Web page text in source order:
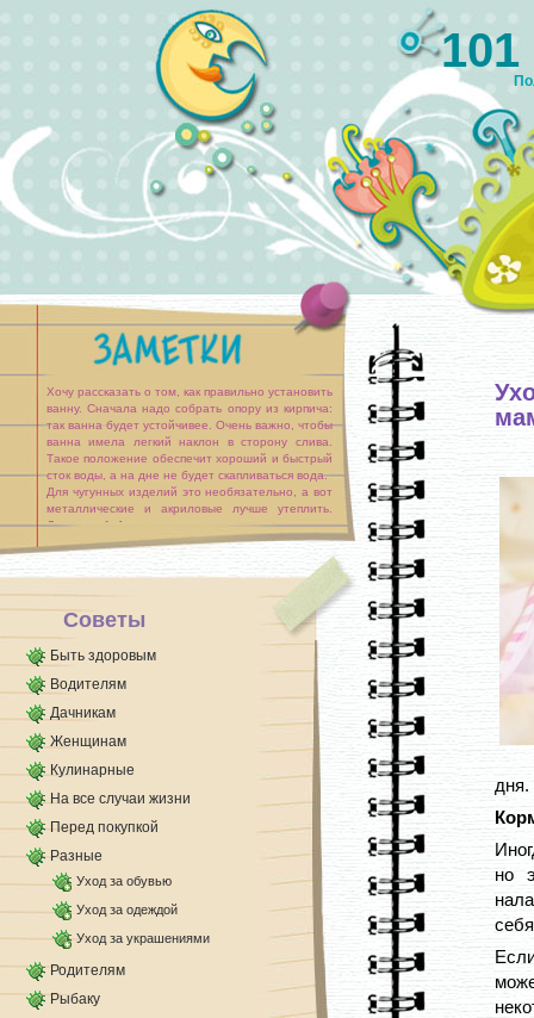
Хочу рассказать о том, как правильно установить
ванну. Сначала надо собрать опору из кирпича:
так ванна будет устойчивее. Очень важно, чтобы
ванна имела легкий наклон в сторону слива.
Такое положение обеспечит хороший и быстрый
сток воды, а на дне не будет скапливаться вода.
Для чугунных изделий это необязательно, а вот
металлические и акриловые лучше утеплить.
Делается [...]
Советы
Быть здоровым
Водителям
Дачникам
Женщинам
Кулинарные
На все случаи жизни
Перед покупкой
Разные
Уход за обувью
Уход за одеждой
Уход за украшениями
Родителям
Рыбаку
дня.
но